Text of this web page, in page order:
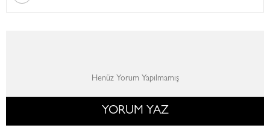
Henüz Yorum Yapılmamış
YORUM YAZ